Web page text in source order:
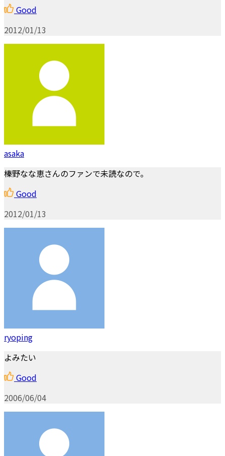
Good
2012/01/13
asaka
榛野なな恵さんのファンで未読なので。
Good
2012/01/13
ryoping
よみたい
Good
2006/06/04